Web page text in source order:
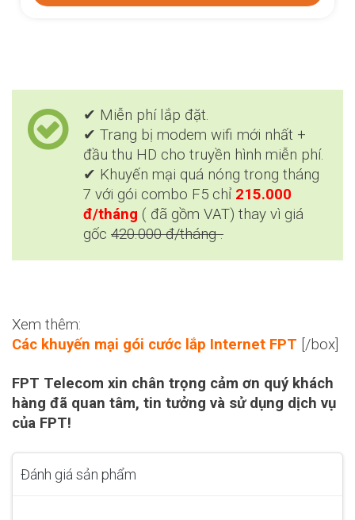
✔ Miễn phí lắp đặt.
✔ Trang bị modem wifi mới nhất +
đầu thu HD cho truyền hình miễn phí.
✔ Khuyến mại quá nóng trong tháng
7 với gói combo F5 chỉ 215.000
đ/tháng ( đã gồm VAT) thay vì giá
gốc 420.000 đ/tháng .
Xem thêm:
Các khuyến mại gói cước lắp Internet FPT [/box]
FPT Telecom xin chân trọng cảm ơn quý khách
hàng đã quan tâm, tin tưởng và sử dụng dịch vụ
của FPT!
Đánh giá sản phẩm